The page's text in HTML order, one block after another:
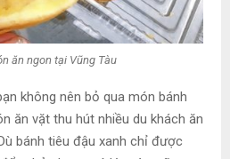
ăn ngon tại Vũng Tàu
không nên bỏ qua món bánh
ăn vặt thu hút nhiều du khách ăn
bánh tiêu đậu xanh chỉ được